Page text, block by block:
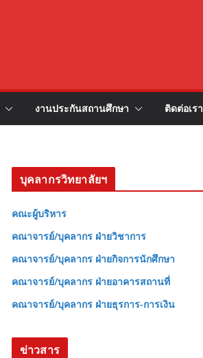
งานประกันสถานศึกษา ติดต่อเรา
บุคลากรวิทยาลัยฯ
คณะผู้บริหาร
คณาจารย์/บุคลากร ฝ่ายวิชาการ
คณาจารย์/บุคลากร ฝ่ายกิจการนักศึกษา
คณาจารย์/บุคลากร ฝ่ายอาคารสถานที่
คณาจารย์/บุคลากร ฝ่ายธุรการ-การเงิน
ข่าวสาร